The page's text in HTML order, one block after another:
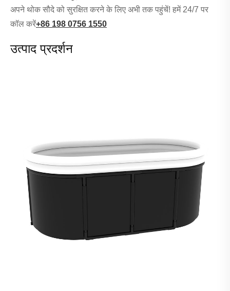
अपने थोक सौदे को सुरक्षित करने के लिए अभी तक पहुंचें! हमें 24/7 पर
कॉल करें+86 198 0756 1550
उत्पाद प्रदर्शन